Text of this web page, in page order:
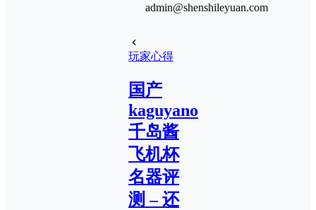
admin@shenshileyuan.com
玩家心得
国产
kaguyano
千岛酱
飞机杯
名器评
测 – 还